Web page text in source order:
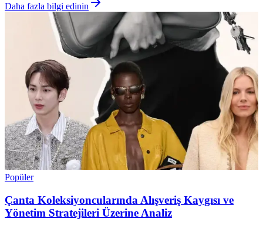
Daha fazla bilgi edinin
Popüler
Çanta Koleksiyoncularında Alışveriş Kaygısı ve
Yönetim Stratejileri Üzerine Analiz